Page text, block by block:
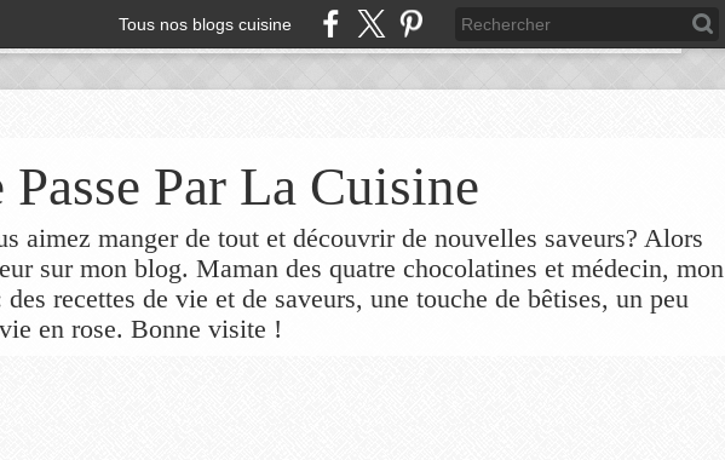
Tous nos blogs cuisine
Par La Cuisine
aimez manger de tout et découvrir de nouvelles saveurs? Alors
sur mon blog. Maman des quatre chocolatines et médecin, mon
recettes de vie et de saveurs, une touche de bêtises, un peu
en rose. Bonne visite !